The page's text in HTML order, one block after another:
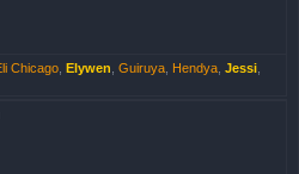
Chicago Elywen Guiruya Hendya Jessi